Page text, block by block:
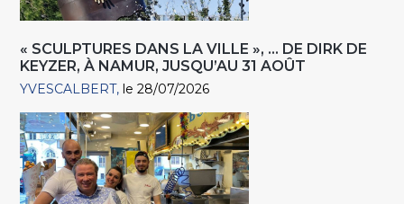
« SCULPTURES DANS LA VILLE », … DE DIRK DE
KEYZER, À NAMUR, JUSQU’AU 31 AOÛT
YVESCALBERT le 28/07/2026